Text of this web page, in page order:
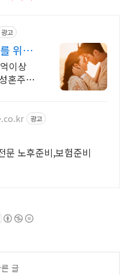
광고
위한
이상
혼주의
광고
문 노후준비,보험준비
글